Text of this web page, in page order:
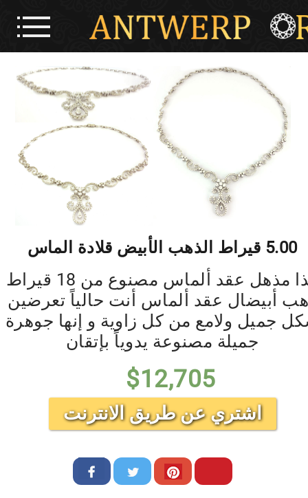
5.00 قيراط الذهب الأبيض قلادة الماس
هذا مذهل عقد ألماس مصنوع من 18 قيراط
أبيضال عقد ألماس أنت حالياً تعرضين
جميل ولامع من كل زاوية و إنها جوهرة
جميلة مصنوعة يدوياً بإتقان
$12,705
اشتري عن طريق الانترنت